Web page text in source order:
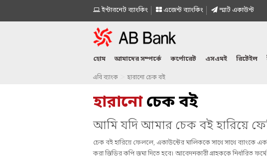
ইন্টারনেট ব্যাংকিং এজেন্ট ব্যাংকিং স্মাৰ্ট একাউন্ট
হোম আমাদের সম্পর্কে কর্পোরেট এসএমই রিটেইল
এবি ব্যাংক হারানো চেক বই
হারানোচেক বই
আমি যদি আমার চেক বই হারিয়ে
চেক বই হারিয়ে ফেললে, একাউন্টের মালিককে সাথে সাথে ব্যাংকে
করা জিডির কপি জমা দিতে হবে। আবেদনকারী গ্রাহককে নির্ধারিত